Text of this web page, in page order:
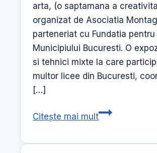
arta, (o saptamana a
organizat de Asociatia
parteneriat cu Fundatia
Municipiului Bucuresti. O
si tehnici mixte la care
multor licee din Bucuresti,
[…]
Citește mai multColajul